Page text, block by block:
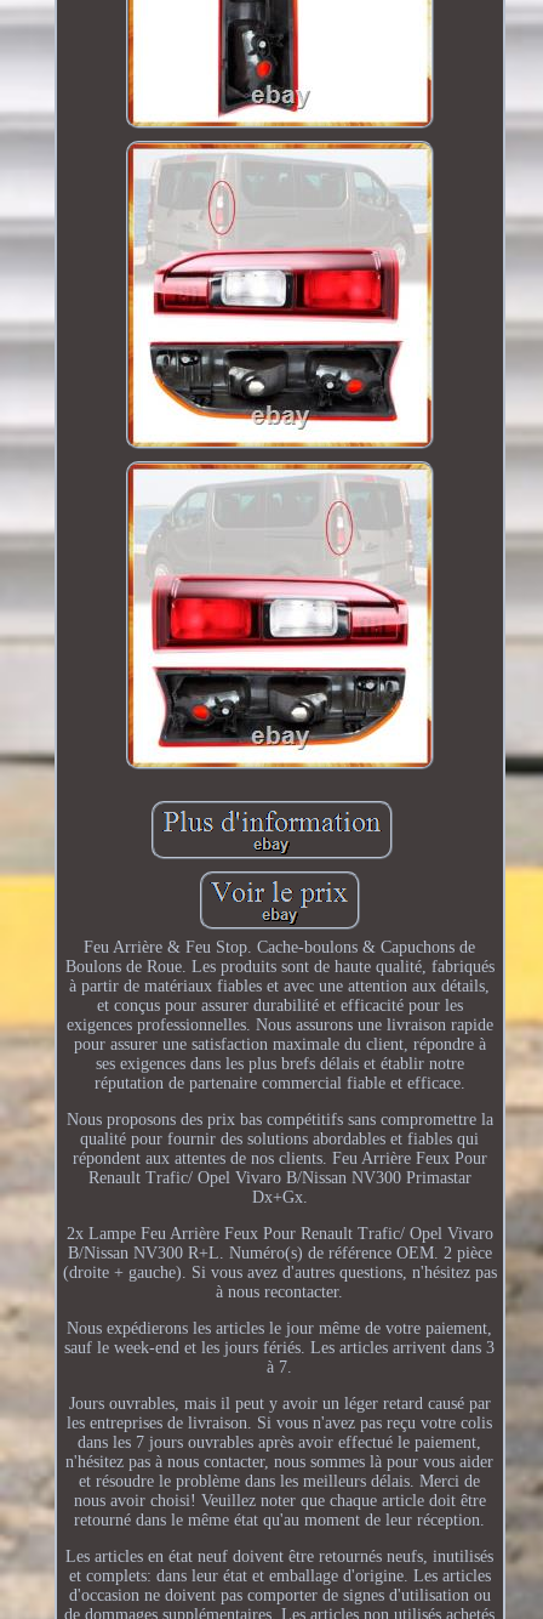
Feu Arrière & Feu Stop. Cache-boulons & Capuchons de
Boulons de Roue. Les produits sont de haute qualité, fabriqués
à partir de matériaux fiables et avec une attention aux détails,
et conçus pour assurer durabilité et efficacité pour les
exigences professionnelles. Nous assurons une livraison rapide
pour assurer une satisfaction maximale du client, répondre à
ses exigences dans les plus brefs délais et établir notre
réputation de partenaire commercial fiable et efficace.
Nous proposons des prix bas compétitifs sans compromettre la
qualité pour fournir des solutions abordables et fiables qui
répondent aux attentes de nos clients. Feu Arrière Feux Pour
Renault Trafic/ Opel Vivaro B/Nissan NV300 Primastar
Dx+Gx.
2x Lampe Feu Arrière Feux Pour Renault Trafic/ Opel Vivaro
B/Nissan NV300 R+L. Numéro(s) de référence OEM. 2 pièce
(droite + gauche). Si vous avez d'autres questions, n'hésitez pas
à nous recontacter.
Nous expédierons les articles le jour même de votre paiement,
sauf le week-end et les jours fériés. Les articles arrivent dans 3
à 7.
Jours ouvrables, mais il peut y avoir un léger retard causé par
les entreprises de livraison. Si vous n'avez pas reçu votre colis
dans les 7 jours ouvrables après avoir effectué le paiement,
n'hésitez pas à nous contacter, nous sommes là pour vous aider
et résoudre le problème dans les meilleurs délais. Merci de
nous avoir choisi! Veuillez noter que chaque article doit être
retourné dans le même état qu'au moment de leur réception.
Les articles en état neuf doivent être retournés neufs, inutilisés
et complets: dans leur état et emballage d'origine. Les articles
d'occasion ne doivent pas comporter de signes d'utilisation ou
de dommages supplémentaires. Les articles non utilisés achetés